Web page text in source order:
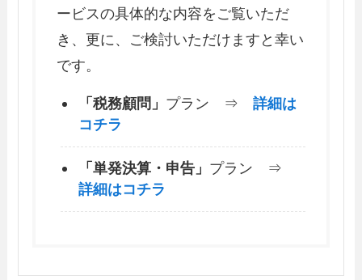
ービスの具体的な内容をご覧いただ
き、更に、ご検討いただけますと幸い
です。
「税務顧問」 プラン ⇒詳細は
コチラ
「単発決算・申告」 プラン ⇒
詳細はコチラ